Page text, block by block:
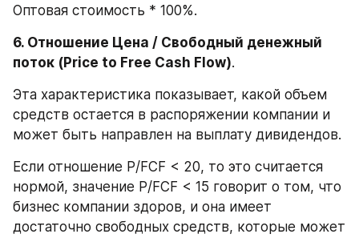
Оптовая стоимость * 100%.
6. Отношение Цена / Свободный денежный
поток (Price to Free Cash Flow).
Эта характеристика показывает, какой объем
средств остается в распоряжении компании и
может быть направлен на выплату дивидендов.
Если отношение P/FCF < 20, то это считается
нормой, значение P/FCF < 15 говорит о том, что
бизнес компании здоров, и она имеет
достаточно свободных средств, которые может